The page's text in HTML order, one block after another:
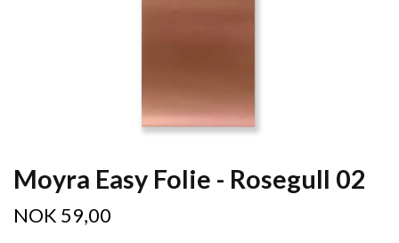
Moyra Easy Folie - Rosegull 02
NOK 59,00